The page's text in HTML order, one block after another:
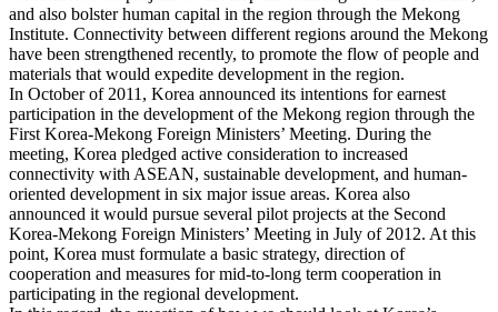
and also bolster human capital in the region through the Mekong
Institute. Connectivity between different regions around the Mekong
have been strengthened recently, to promote the flow of people and
materials that would expedite development in the region.
In October of 2011, Korea announced its intentions for earnest
participation in the development of the Mekong region through the
First Korea-Mekong Foreign Ministers’ Meeting. During the
meeting, Korea pledged active consideration to increased
connectivity with ASEAN, sustainable development, and human-
oriented development in six major issue areas. Korea also
announced it would pursue several pilot projects at the Second
Korea-Mekong Foreign Ministers’ Meeting in July of 2012. At this
point, Korea must formulate a basic strategy, direction of
cooperation and measures for mid-to-long term cooperation in
participating in the regional development.